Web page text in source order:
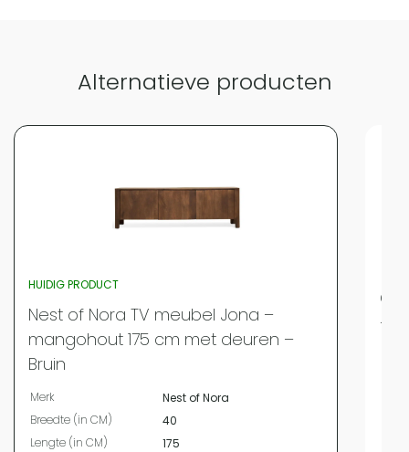
Alternatieve producten
HUIDIG PRODUCT
Nest of Nora TV meubel Jona –
mangohout 175 cm met deuren –
Bruin
Merk
Nest of Nora
Breedte (in CM)
40
Lengte (in CM)
175
–